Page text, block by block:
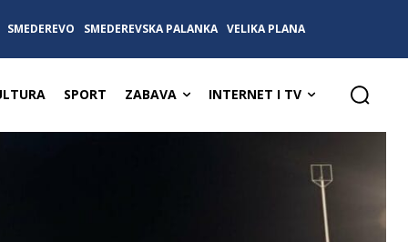
SMEDEREVO SMEDEREVSKA PALANKA VELIKA PLANA
SPORT ZABAVA INTERNET I TV